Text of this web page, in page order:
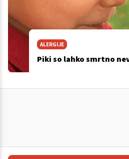
ALERGIJE
Piki so lahko smrtno